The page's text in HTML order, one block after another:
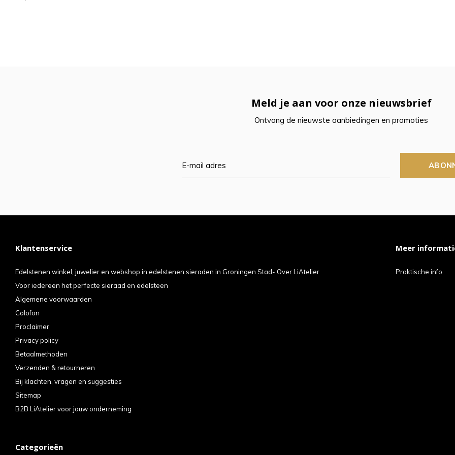
Meld je aan voor onze nieuwsbrief
Ontvang de nieuwste aanbiedingen en promoties
Klantenservice
Edelstenen winkel, juwelier en webshop in edelstenen sieraden in Groningen Stad- Over LiAtelier
Voor iedereen het perfecte sieraad en edelsteen
Algemene voorwaarden
Colofon
Proclaimer
Privacy policy
Betaalmethoden
Verzenden & retourneren
Bij klachten, vragen en suggesties
Sitemap
B2B LiAtelier voor jouw onderneming
Meer
Praktische info
Categorieën